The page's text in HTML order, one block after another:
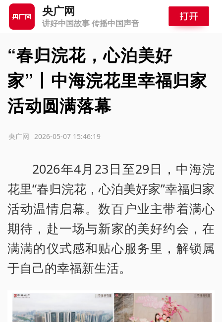
央广网
讲好中国故事 传播中国声音
“春归浣花，心泊美好
家”丨中海浣花里幸福归家
活动圆满落幕
2026-05-07 15:46:19
央广网
2026年4月23日至29日，中海浣
花里“春归浣花，心泊美好家”幸福归家
活动温情启幕。数百户业主带着满心
期待，赴一场与新家的美好约会，在
满满的仪式感和贴心服务里，解锁属
于自己的幸福新生活。